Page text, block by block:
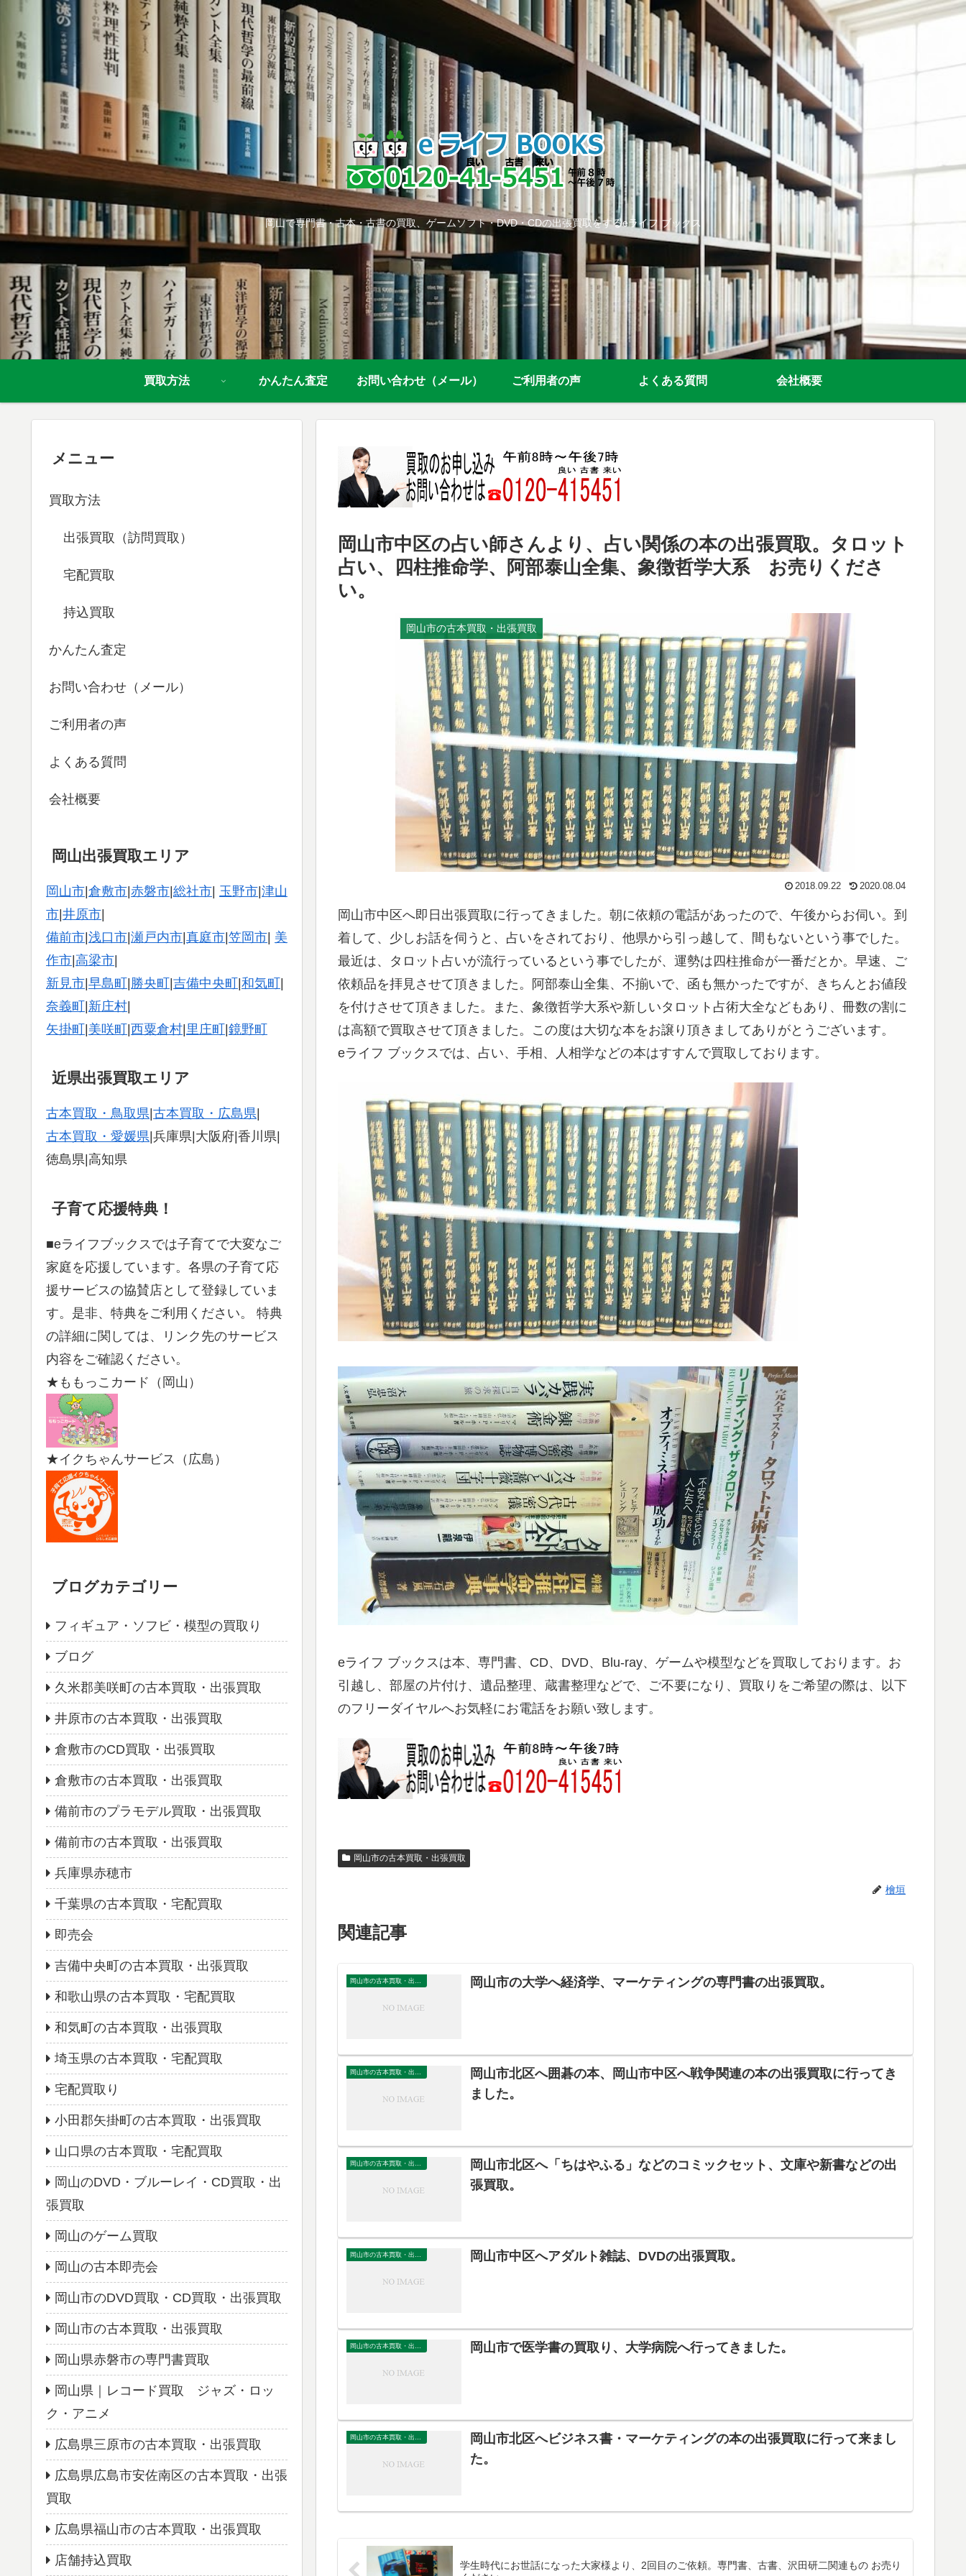
岡山で専門書・古本・古書の買取、ゲームソフト・DVD・CDの出張買取をするeライフ ブックス
買取方法 かんたん査定 お問い合わせ（メール） ご利用者の声 よくある質問 会社概要
岡山市中区の占い師さんより、占い関係の本の出張買取。タロット
占い、四柱推命学、阿部泰山全集、象徴哲学大系 お売りくださ
い。
岡山市の古本買取・出張買取
2018.09.22 2020.08.04
岡山市中区へ即日出張買取に行ってきました。朝に依頼の電話があったので、午後からお伺い。到
着して、少しお話を伺うと、占いをされており、他県から引っ越して、間もないという事でした。
最近は、タロット占いが流行っているという事でしたが、運勢は四柱推命が一番だとか。早速、ご
依頼品を拝見させて頂きました。阿部泰山全集、不揃いで、函も無かったですが、きちんとお値段
を付けさせて頂きました。また、象徴哲学大系や新しいタロット占術大全などもあり、冊数の割に
は高額で買取させて頂きました。この度は大切な本をお譲り頂きましてありがとうございます。
eライフ ブックスでは、占い、手相、人相学などの本はすすんで買取しております。
eライフ ブックスは本、専門書、CD、DVD、Blu-ray、ゲームや模型などを買取しております。お
引越し、部屋の片付け、遺品整理、蔵書整理などで、ご不要になり、買取りをご希望の際は、以下
のフリーダイヤルへお気軽にお電話をお願い致します。
岡山市の古本買取・出張買取
檜垣
関連記事
岡山市の古本買取・出張買取 岡山市の大学へ経済学、マーケティングの専門書の出張買取。
岡山市の古本買取・出張買取
岡山市北区へ囲碁の本、岡山市中区へ戦争関連の本の出張買取に行ってき
ました。
岡山市の古本買取・出張買取
岡山市北区へ「ちはやふる」などのコミックセット、文庫や新書などの出
張買取。
岡山市の古本買取・出張買取 岡山市中区へアダルト雑誌、DVDの出張買取。
岡山市の古本買取・出張買取 岡山市で医学書の買取り、大学病院へ行ってきました。
岡山市の古本買取・出張買取
岡山市北区へビジネス書・マーケティングの本の出張買取に行って来まし
た。
学生時代にお世話になった大家様より、2回目のご依頼。専門書、古書、沢田研二関連もの お売り
メニュー
買取方法
出張買取（訪問買取）
宅配買取
持込買取
かんたん査定
お問い合わせ（メール）
ご利用者の声
よくある質問
会社概要
岡山出張買取エリア
岡山市|倉敷市|赤磐市|総社市| 玉野市|津山
市|井原市|
備前市|浅口市|瀬戸内市|真庭市|笠岡市| 美
作市|高梁市|
新見市|早島町| 勝央町|吉備中央町|和気町|
奈義町|新庄村|
矢掛町|美咲町|西粟倉村| 里庄町|鏡野町
近県出張買取エリア
古本買取・鳥取県 古本買取・広島県
古本買取・愛媛県 |兵庫県|大阪府|香川県|
徳島県|高知県
子育て応援特典！
■eライフブックスでは子育てで大変なご
家庭を応援しています。各県の子育て応
援サービスの協賛店として登録していま
す。是非、特典をご利用ください。 特典
の詳細に関しては、リンク先のサービス
内容をご確認ください。
★ももっこカード（岡山）
★イクちゃんサービス（広島）
ブログカテゴリー
フィギュア・ソフビ・模型の買取り
ブログ
久米郡美咲町の古本買取・出張買取
井原市の古本買取・出張買取
倉敷市のCD買取・出張買取
倉敷市の古本買取・出張買取
備前市のプラモデル買取・出張買取
備前市の古本買取・出張買取
兵庫県赤穂市
千葉県の古本買取・宅配買取
即売会
吉備中央町の古本買取・出張買取
和歌山県の古本買取・宅配買取
和気町の古本買取・出張買取
埼玉県の古本買取・宅配買取
宅配買取り
小田郡矢掛町の古本買取・出張買取
山口県の古本買取・宅配買取
岡山のDVD・ブルーレイ・CD買取・出
張買取
岡山のゲーム買取
岡山の古本即売会
岡山市のDVD買取・CD買取・出張買取
岡山市の古本買取・出張買取
岡山県赤磐市の専門書買取
岡山県｜レコード買取 ジャズ・ロッ
ク・アニメ
広島県三原市の古本買取・出張買取
広島県広島市安佐南区の古本買取・出張
買取
広島県福山市の古本買取・出張買取
店舗持込買取